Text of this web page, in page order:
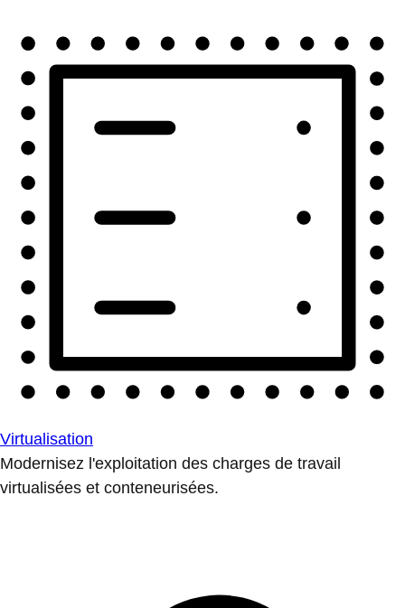
Virtualisation
Modernisez l'exploitation des charges de travail
virtualisées et conteneurisées.